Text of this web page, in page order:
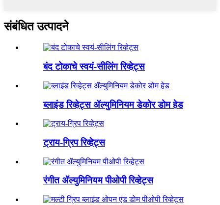
संबंधित उत्पादने
बंद टोकाचे स्वयं-सीलिंग रिव्हेट्स
ब्लाइंड रिव्हेट्स ॲल्युमिनियम डेकोर डोम हेड
ट्राय-ग्रिप रिव्हेट्स
रंगीत ॲल्युमिनियम पीओपी रिव्हेट्स